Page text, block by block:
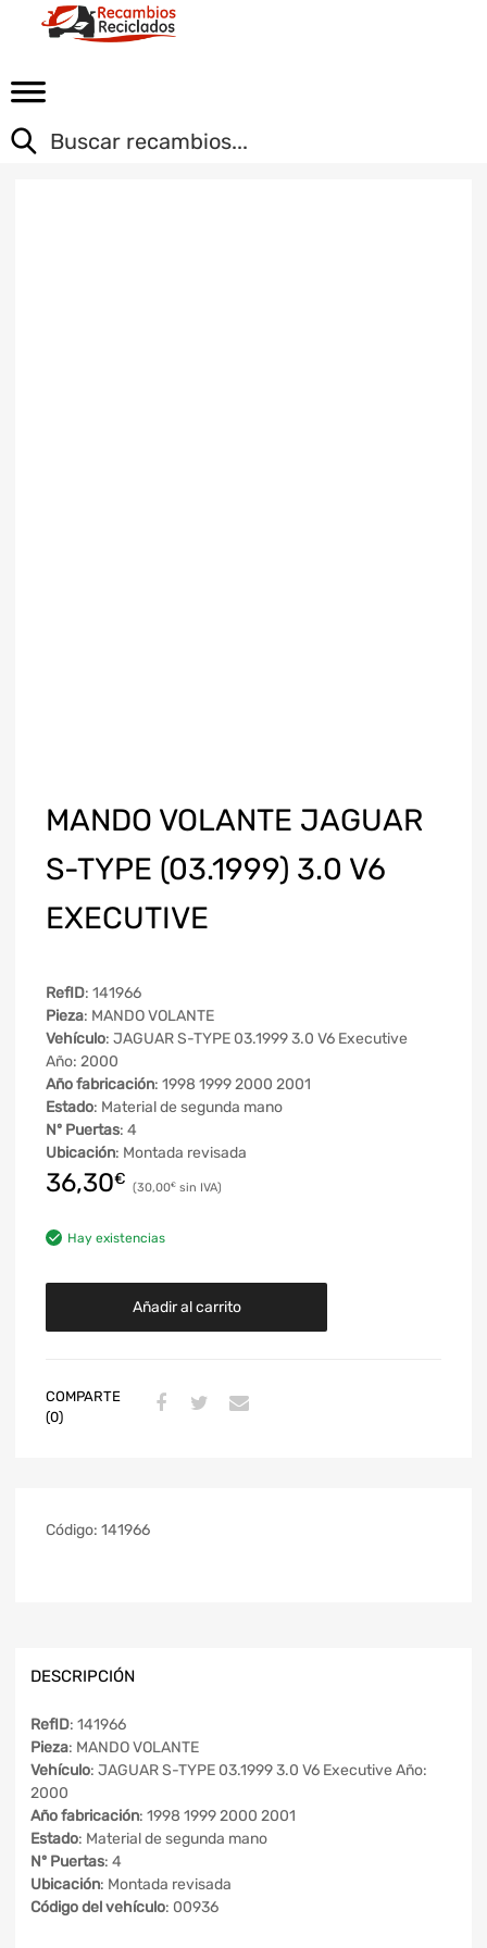
MANDO VOLANTE JAGUAR
S-TYPE (03.1999) 3.0 V6
EXECUTIVE
RefID: 141966
Pieza: MANDO VOLANTE
Vehículo: JAGUAR S-TYPE 03.1999 3.0 V6 Executive
Año: 2000
Año fabricación: 1998 1999 2000 2001
Estado: Material de segunda mano
Nº Puertas: 4
Ubicación: Montada revisada
36,30€ 30,00€
Hay existencias
Añadir al carrito
COMPARTE
(0)
Código: 141966
DESCRIPCIÓN
RefID: 141966
Pieza: MANDO VOLANTE
Vehículo: JAGUAR S-TYPE 03.1999 3.0 V6 Executive Año:
2000
Año fabricación: 1998 1999 2000 2001
Estado: Material de segunda mano
Nº Puertas: 4
Ubicación: Montada revisada
Código del vehículo: 00936